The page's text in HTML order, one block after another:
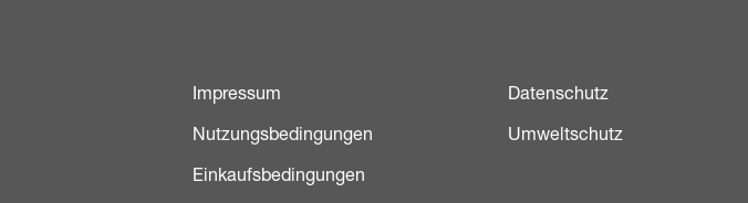
Impressum
Nutzungsbedingungen
Einkaufsbedingungen
Datenschutz
Umweltschutz